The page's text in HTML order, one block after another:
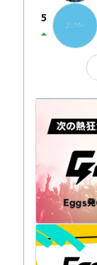
5
arrow_drop_up